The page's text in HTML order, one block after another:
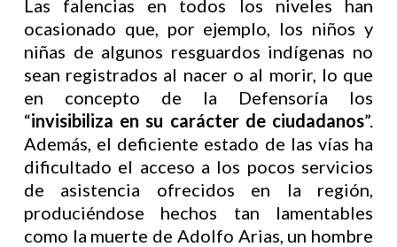
Las falencias en todos los niveles han
ocasionado que, por ejemplo, los niños y
niñas de algunos resguardos indígenas no
sean registrados al nacer o al morir, lo que
en concepto de la Defensoría los
“invisibiliza en su carácter de ciudadanos”.
Además, el deficiente estado de las vías ha
dificultado el acceso a los pocos servicios
de asistencia ofrecidos en la región,
produciéndose hechos tan lamentables
como la muerte de Adolfo Arias, un hombre